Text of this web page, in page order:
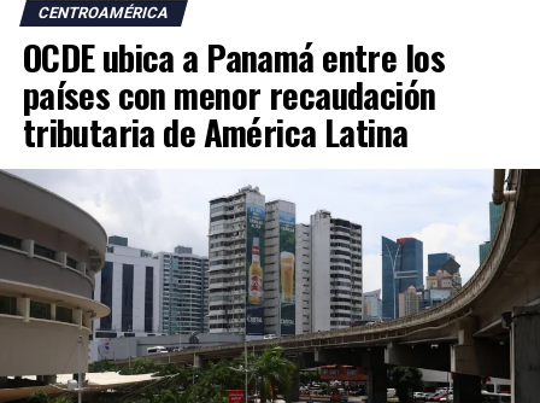
CENTROAMÉRICA
OCDE ubica a Panamá entre los
países con menor recaudación
tributaria de América Latina